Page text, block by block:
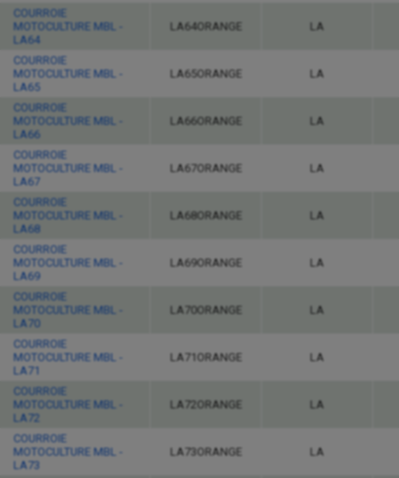
COURROIE
MOTOCULTURE MBL -
LA64
LA64ORANGE LA
COURROIE
MOTOCULTURE MBL -
LA65
LA65ORANGE LA
COURROIE
MOTOCULTURE MBL -
LA66
LA66ORANGE LA
COURROIE
MOTOCULTURE MBL -
LA67
LA67ORANGE LA
COURROIE
MOTOCULTURE MBL -
LA68
LA68ORANGE LA
COURROIE
MOTOCULTURE MBL -
LA69
LA69ORANGE LA
COURROIE
MOTOCULTURE MBL -
LA70
LA70ORANGE LA
COURROIE
MOTOCULTURE MBL -
LA71
LA71ORANGE LA
COURROIE
MOTOCULTURE MBL -
LA72
LA72ORANGE LA
COURROIE
MOTOCULTURE MBL -
LA73
LA73ORANGE LA